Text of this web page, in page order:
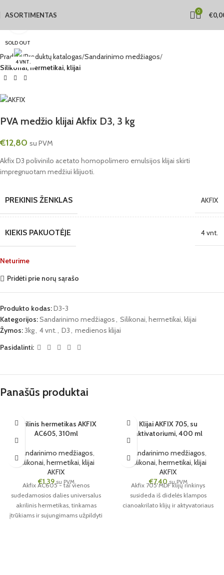
ASORTIMENTAS 0 €
SOLD OUT
4 VNT.
Pradžia Produktų katalogas Sandarinimo medžiagos
Silikonai, hermetikai, klijai
PVA medžio klijai Akfix D3, 3 kg
€12,80 su PVM
Akfix D3 polivinilo acetato homopolimero emulsijos klijai skirti
impregnuotam medžiui klijuoti.
PREKINIS ŽENKLAS AKFIX
KIEKIS PAKUOTĖJE 4 vnt.
Neturime
Pridėti prie norų sąrašo
Produkto kodas:D3-3
Kategorijos:Sandarinimo medžiagos
Silikonai, hermetikai, klijai
Žymos:3kg 4 vnt. D3
medienos klijai
Pasidalinti:
Panašūs produktai
SOLD OUT
24 VNT.
Akrilinis hermetikas AKFIX
AC605, 310ml
Sandarinimo medžiagos
Silikonai, hermetikai, klijai
AKFIX
€1,39 su PVM
Akfix AC605 - tai vienos
sudedamosios dalies universalus
akrilinis hermetikas, tinkamas
įtrūkiams ir sujungimams užpildyti
SOLD OUT
24 VNT.
Klijai AKFIX 705, su
aktivatoriumi, 400 ml
Sandarinimo medžiagos
Silikonai, hermetikai, klijai
AKFIX
€7,40 su PVM
Akfix 705 MDF klijų rinkinys
susideda iš didelės klampos
cianoakrilato klijų ir aktyvatoriaus